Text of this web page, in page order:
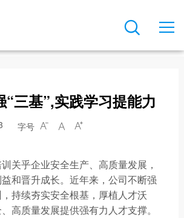


“三基”,实践学习提能力
字号   
关乎企业安全生产、高质量发展，
和晋升成长。近年来，公司不断强
持续夯实安全根基，厚植人才沃
高质量发展提供强有力人才支撑。